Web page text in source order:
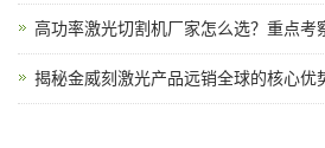
高功率激光切割机厂家怎么选？重点考
揭秘金威刻激光产品远销全球的核心优